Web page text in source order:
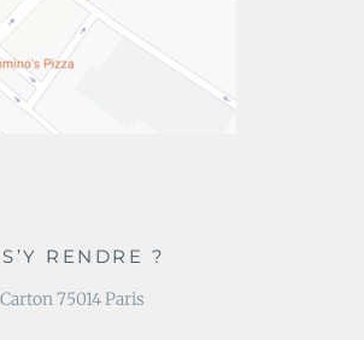
RENDRE ?
75014 Paris